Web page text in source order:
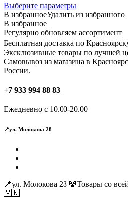
Выберите параметрыЭтот
товар
несколько
вариаций.
Опции
можно
выбрать
В избранноеУдалить из избранного
В избранное
Регулярно обновляем ассортимент
Бесплатная доставка по
Эксклюзивные товары по лучшей
Самовывоз из магазина в
России.
+7 933 994 88 83
Ежедневно с 10.00-20.00
📍ул. Молокова 28
📍ул. Молокова 28 🐼Товары
🇻🇳